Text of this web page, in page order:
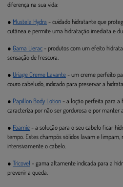
diferença na sua vida:
● Mustela Hydra - cuidado hidratante que
cutânea e permite uma hidratação imediata e
● Gama Lierac - produtos com um efeito
sensação de frescura.
● Uriage Creme Lavante - um creme perfeito
couro cabeludo, indicado para preservar a
● Papillon Body Lotion - a loção perfeita para a
caracteriza por não ser gordurosa e por manter
● Foamie - a solução para o seu cabelo ficar
tempo. Estes champôs sólidos lavam e
intensivamente o cabelo.
● Tricovel - gama altamente indicada para a
prevenir a queda.